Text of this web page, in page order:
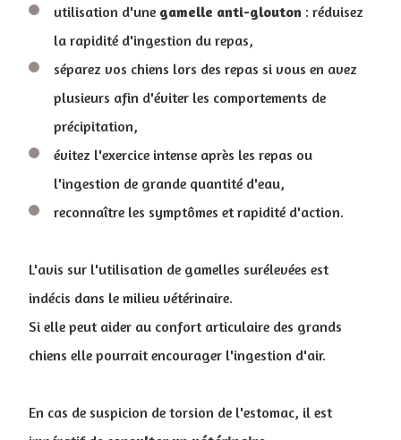
utilisation d'une gamelle anti-glouton : réduisez
la rapidité d'ingestion du repas,
séparez vos chiens lors des repas si vous en avez
plusieurs afin d'éviter les comportements de
précipitation,
évitez l'exercice intense après les repas ou
l'ingestion de grande quantité d'eau,
reconnaître les symptômes et rapidité d'action.
L'avis sur l'utilisation de gamelles surélevées est
indécis dans le milieu vétérinaire.
Si elle peut aider au confort articulaire des grands
chiens elle pourrait encourager l'ingestion d'air.
En cas de suspicion de torsion de l'estomac, il est